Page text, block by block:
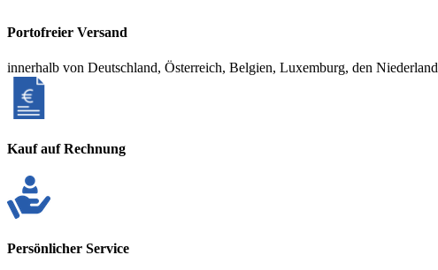
Portofreier Versand
innerhalb von Deutschland, Österreich, Belgien, Luxemburg, den
Kauf auf Rechnung
Persönlicher Service